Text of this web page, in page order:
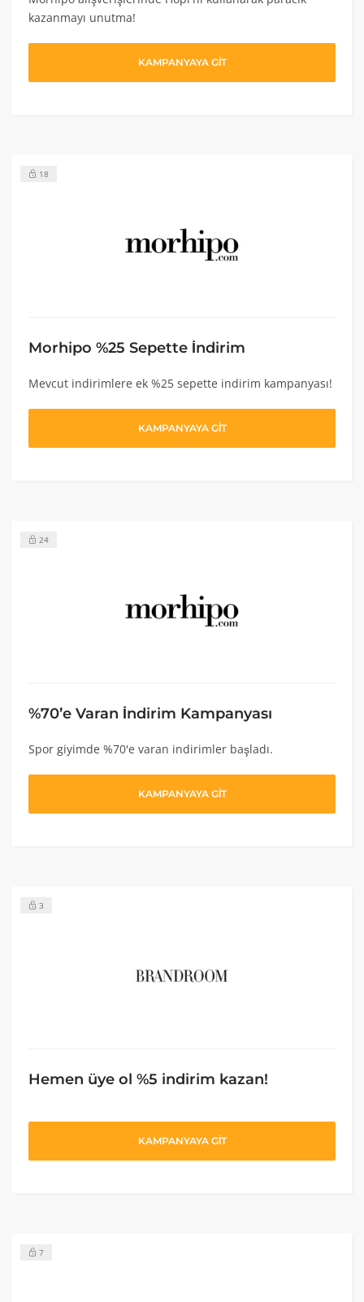
kazanmayı unutma!
KAMPANYAYA GİT
18
Morhipo %25 Sepette İndirim
Mevcut indirimlere ek %25 sepette indirim kampanyası!
KAMPANYAYA GİT
24
%70’e Varan İndirim Kampanyası
Spor giyimde %70'e varan indirimler başladı.
KAMPANYAYA GİT
3
Hemen üye ol %5 indirim kazan!
KAMPANYAYA GİT
7